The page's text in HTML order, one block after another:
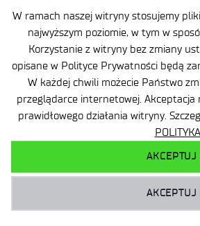
W ramach naszej witryny stosujemy
najwyższym poziomie, w tym w
Korzystanie z witryny bez zmiany
opisane w Polityce Prywatności będą
W każdej chwili możecie Państwo
przeglądarce internetowej.
prawidłowego działania witryny.
AKCEPTUJ
AKCEPTUJ